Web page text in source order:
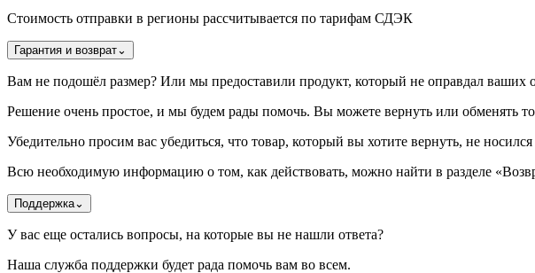
Стоимость отправки в регионы рассчитывается по тарифам СДЭК
Гарантия и возврат⌄
Вам не подошёл размер? Или мы предоставили продукт, который не оправдал ваших
Решение очень простое, и мы будем рады помочь. Вы можете вернуть или обменять
Убедительно просим вас убедиться, что товар, который вы хотите вернуть, не носился
Всю необходимую информацию о том, как действовать, можно найти в разделе
Поддержка⌄
У вас еще остались вопросы, на которые вы не нашли ответа?
Наша служба поддержки будет рада помочь вам во всем.